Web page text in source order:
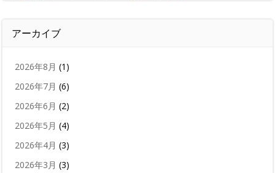
アーカイブ
2026年8月 (1)
2026年7月 (6)
2026年6月 (2)
2026年5月 (4)
2026年4月 (3)
2026年3月 (3)